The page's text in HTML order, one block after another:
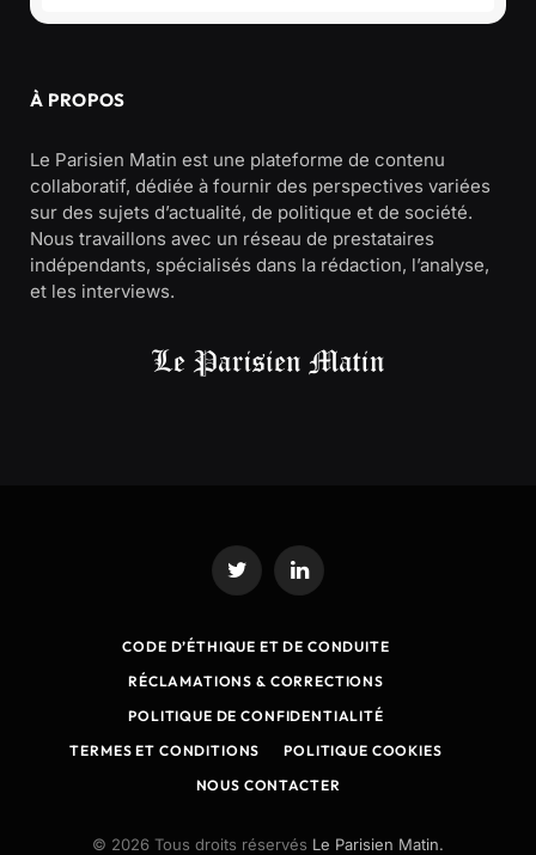
À PROPOS
Le Parisien Matin est une plateforme de contenu
collaboratif, dédiée à fournir des perspectives variées
sur des sujets d’actualité, de politique et de société.
Nous travaillons avec un réseau de prestataires
indépendants, spécialisés dans la rédaction, l’analyse,
et les interviews.
Twitter LinkedIn
CODE D’ÉTHIQUE ET DE CONDUITE
RÉCLAMATIONS & CORRECTIONS
POLITIQUE DE CONFIDENTIALITÉ
TERMES ET CONDITIONS
POLITIQUE COOKIES
NOUS CONTACTER
© 2026 Tous droits réservés Le Parisien Matin.